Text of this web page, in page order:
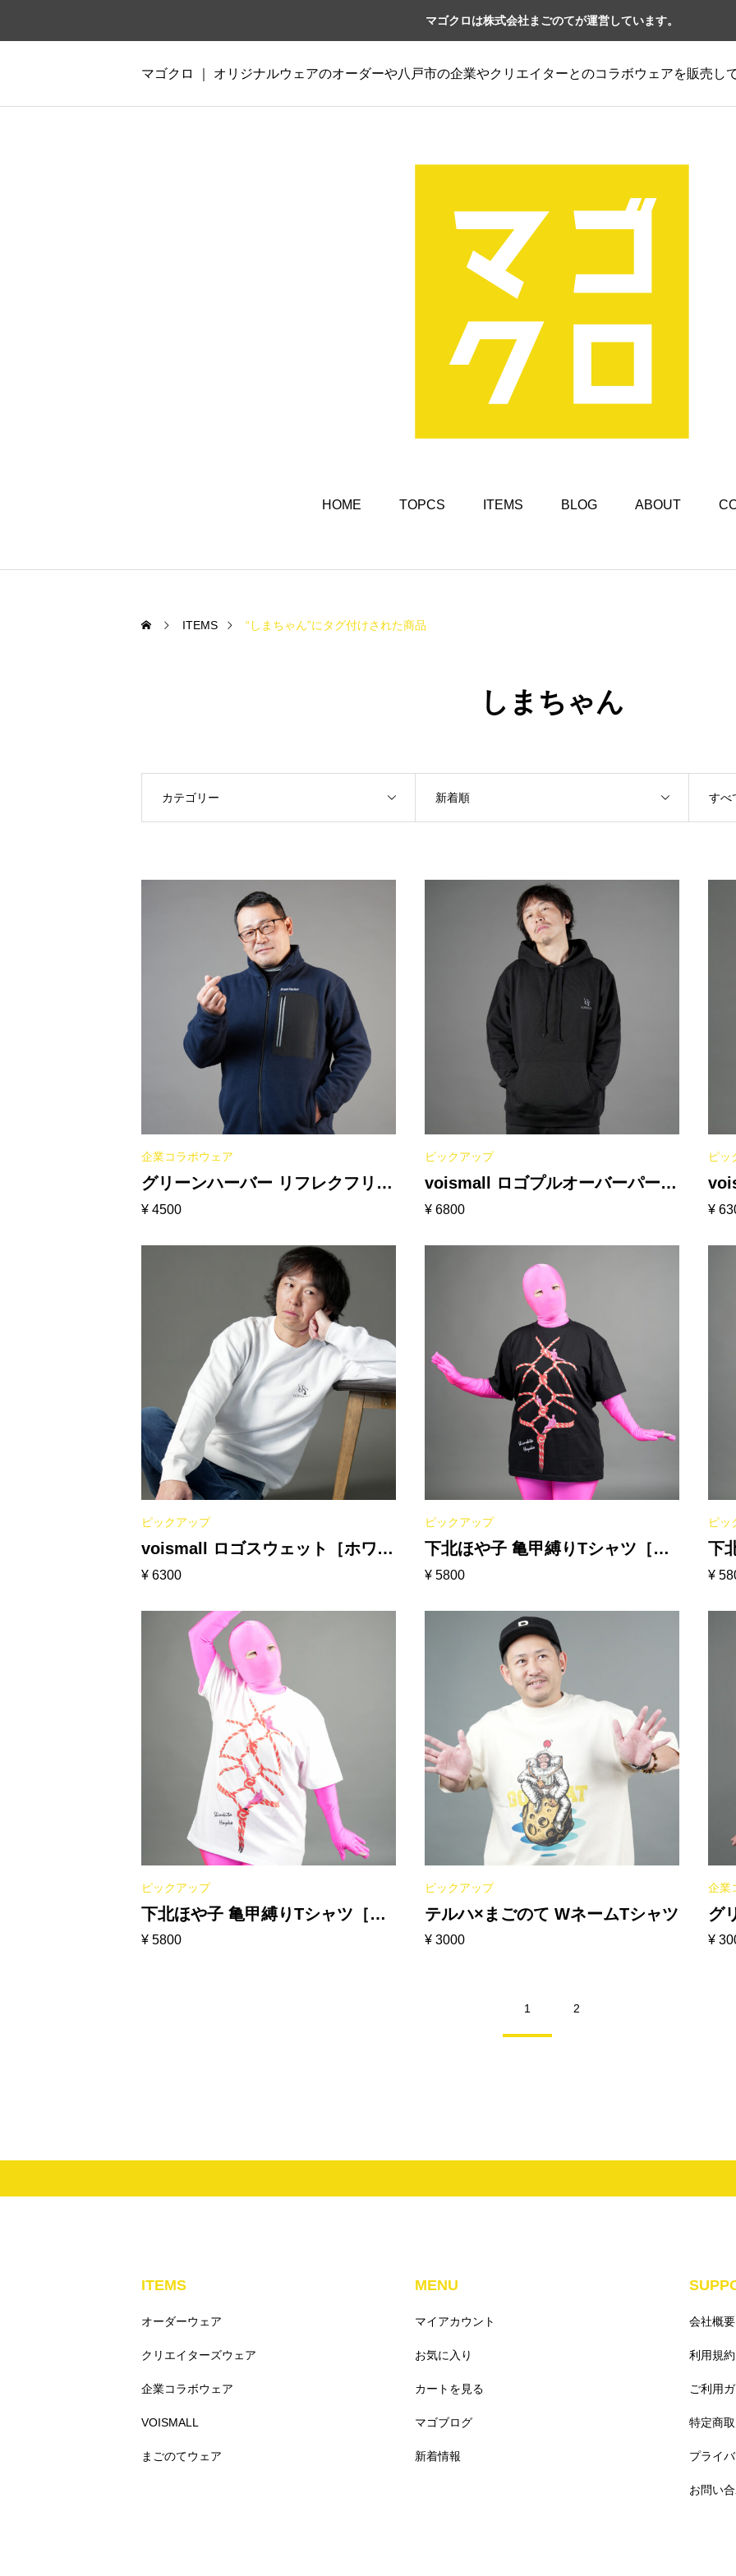
マゴクロは株式会社まごのてが運営しています。
マゴクロ ｜ オリジナルウェアのオーダーや八戸市の企業やクリエイターとのコラボウェアを販売し
HOME TOPCS ITEMS BLOG ABOUT
ITEMS “しまちゃん”にタグ付けされた商品
しまちゃん
カテゴリー 新着順 すべ
企業コラボウェア
グリーンハーバー リフレクフリー
スジャケット［ネイビー］
¥ 4500
ピックアップ
voismall ロゴプルオーバーパーカ
ー［ブラック］
¥6800
ピッ
ク
¥
ピックアップ
voismall ロゴスウェット［ホワイ
ト］
¥ 6300
ピックアップ
下北ほや子 亀甲縛りTシャツ［ブ
ラック］
¥5800
ピッ
下
イ
¥
ピックアップ
下北ほや子 亀甲縛りTシャツ［ホ
ワイト］
¥ 5800
ピックアップ
テルハ×まごのて WネームTシャツ
¥3000
企業
グ
ッ
¥
1 2
ITEMS
オーダーウェア
クリエイターズウェア
企業コラボウェア
VOISMALL
まごのてウェア
MENU
マイアカウント
お気に入り
カートを見る
マゴブログ
新着情報
会社概要
利用規約
ご利用
特定商
プライ
お問い